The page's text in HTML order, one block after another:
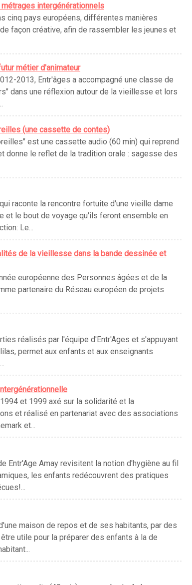
intergénérationnels
cinq pays européens, différentes manières
façon créative, afin de rassembler les jeunes et
métier d'animateur
2013, Entr'âges a accompagné une classe de
dans une réflexion autour de la vieillesse et lors
(une cassette de contes)
est une cassette audio (60 min) qui reprend
donne le reflet de la tradition orale : sagesse des
raconte la rencontre fortuite d'une vieille dame
et le bout de voyage qu'ils feront ensemble en
Le...
de la vieillesse dans la bande dessinée et
européenne des Personnes âgées et de la
partenaire du Réseau européen de projets
réalisés par l'équipe d'Entr'Ages et s'appuyant
permet aux enfants et aux enseignants
et 1999 axé sur la solidarité et la
et réalisé en partenariat avec des associations
et...
Entr'Age Amay revisitent la notion d'hygiène au fil
les enfants redécouvrent des pratiques
maison de repos et de ses habitants, par des
utile pour la préparer des enfants à la de